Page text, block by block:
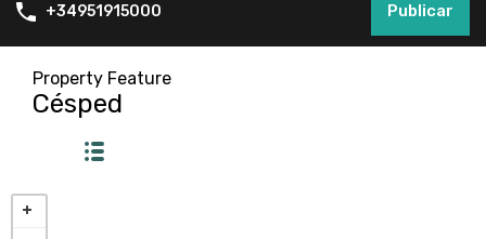
+34951915000 Publicar
Property Feature
Césped